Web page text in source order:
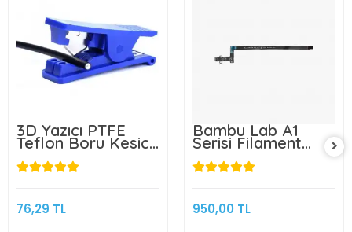
3D Yazıcı PTFE
Teflon Boru Kesici
- Mavi
76,29 TL
Bambu Lab A1
Serisi Filament
Sensörü- FAE010
950,00 TL